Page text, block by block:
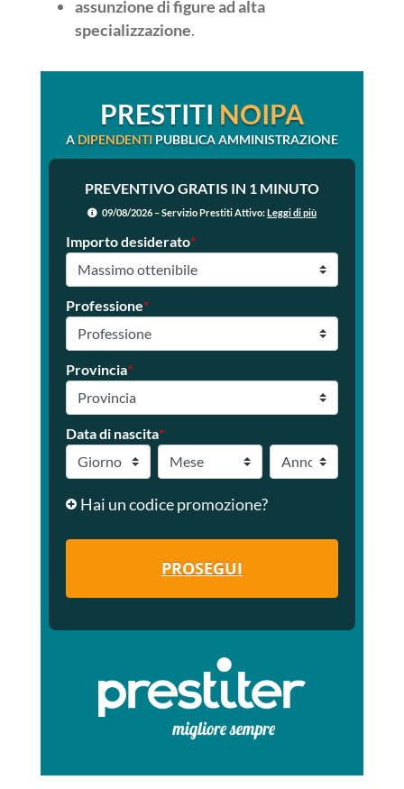
assunzione di figure ad alta
specializzazione.
PRESTITI NOIPA
A DIPENDENTIPUBBLICA AMMINISTRAZIONE
PREVENTIVO GRATIS IN 1 MINUTO
09/08/2026 – Servizio Prestiti Attivo:Leggi di più
Importo desiderato*
Professione*
Provincia*
Data di nascita*
Hai un codice promozione?
PROSEGUI